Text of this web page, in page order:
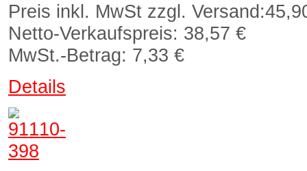
Preis inkl. MwSt zzgl. Versand:
Netto-Verkaufspreis: 38,57 €
MwSt.-Betrag: 7,33 €
Details